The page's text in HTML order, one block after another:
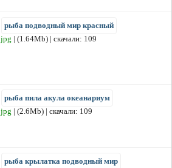
рыба подводный мир красный
jpg | (1.64Mb) | скачали: 109
рыба пила акула океанариум
jpg | (2.6Mb) | скачали: 109
рыба крылатка подводный мир